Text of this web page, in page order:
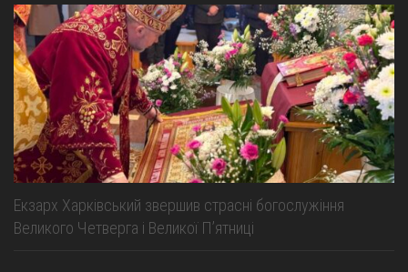
Екзарх Харківський звершив страсні богослужіння
Великого Четверга і Великої Пʼятниці